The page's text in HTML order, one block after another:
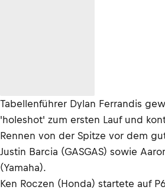
Tabellenführer Dylan Ferrandis
'holeshot' zum ersten Lauf und
Rennen von der Spitze vor dem
Justin Barcia (GASGAS) sowie
(Yamaha).
Ken Roczen (Honda) startete auf